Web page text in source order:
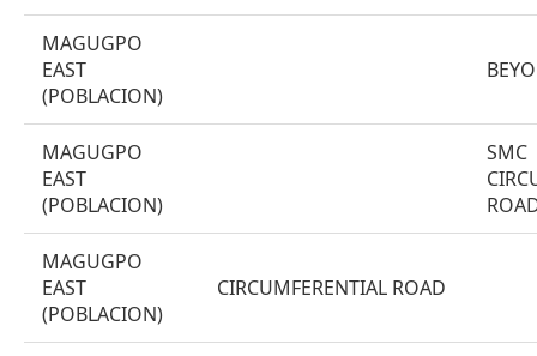
MAGUGPO
EAST
(POBLACION)
MAGUGPO
EAST
(POBLACION)
SMC
MAGUGPO
EAST
(POBLACION)
CIRCUMFERENTIAL ROAD